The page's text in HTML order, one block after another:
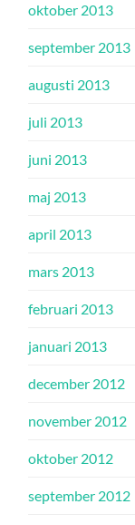
oktober 2013
september 2013
augusti 2013
juli 2013
juni 2013
maj 2013
april 2013
mars 2013
februari 2013
januari 2013
december 2012
november 2012
oktober 2012
september 2012